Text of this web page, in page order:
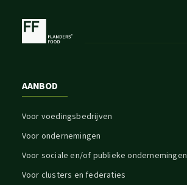
AANBOD
Voor voedingsbedrijven
Voor ondernemingen
Voor sociale en/of publieke ondernemingen
Voor clusters en federaties